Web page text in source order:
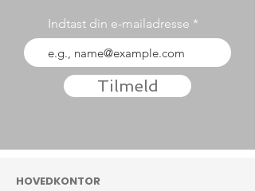
Indtast din e-mailadresse
Tilmeld
HOVEDKONTOR